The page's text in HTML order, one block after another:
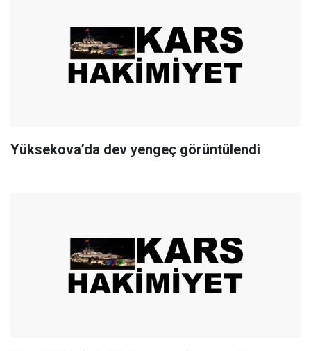
Yüksekova’da dev yengeç görüntülendi